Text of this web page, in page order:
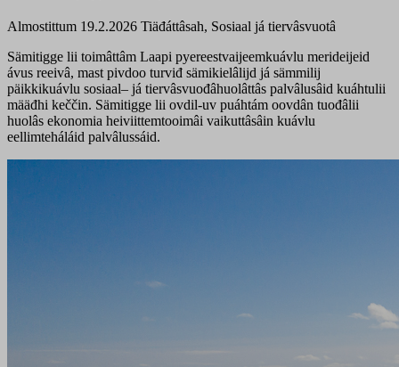
Almostittum 19.2.2026 Tiäđáttâsah, Sosiaal já tiervâsvuotâ
Sämitigge lii toimâttâm Laapi pyereestvaijeemkuávlu merideijeid
ávus reeivâ, mast pivdoo turviđ sämikielâlijd já sämmilij
päikkikuávlu sosiaal– já tiervâsvuođâhuolâttâs palvâlusâid kuáhtulii
määđhi keččin. Sämitigge lii ovdil-uv puáhtám oovdân tuođâlii
huolâs ekonomia heiviittemtooimâi vaikuttâsâin kuávlu
eellimteháláid palvâlussáid.